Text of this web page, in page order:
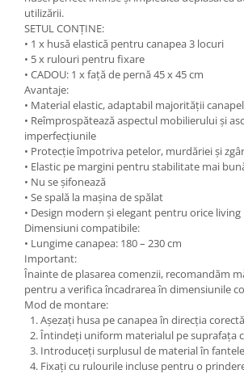
utilizării.
SETUL CONȚINE:
• 1 x husă elastică pentru canapea 3 locuri
• 5 x rulouri pentru fixare
• CADOU: 1 x față de pernă 45 x 45 cm
Avantaje:
• Material elastic, adaptabil majorității
• Reîmprospătează aspectul mobilierului și
imperfecțiunile
• Protecție împotriva petelor, murdăriei și
• Elastic pe margini pentru stabilitate mai
• Nu se șifonează
• Se spală la mașina de spălat
• Design modern și elegant pentru orice living
Dimensiuni compatibile:
• Lungime canapea: 180 – 230 cm
Important:
Înainte de plasarea comenzii, recomandăm
pentru a verifica încadrarea în dimensiunile
Mod de montare:
Așezați husa pe canapea în direcția corectă
Întindeți uniform materialul pe suprafața
Introduceți surplusul de material în
Fixați cu rulourile incluse pentru o